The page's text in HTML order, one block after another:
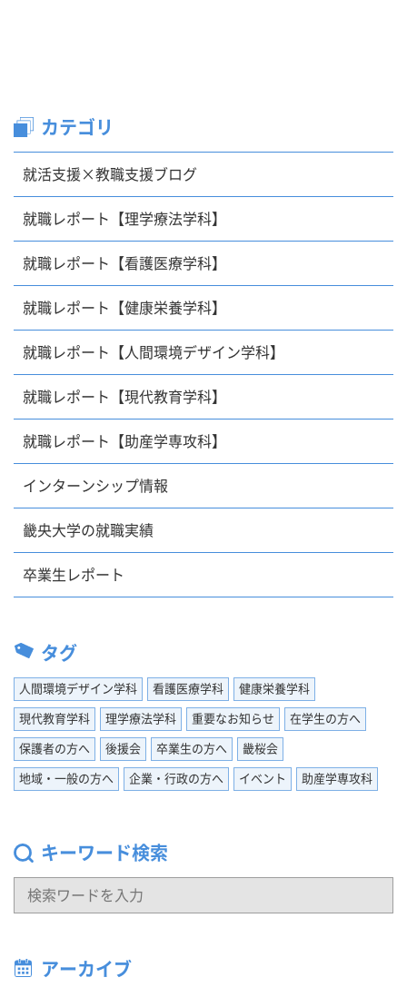
カテゴリ
就活支援×教職支援ブログ
就職レポート【理学療法学科】
就職レポート【看護医療学科】
就職レポート【健康栄養学科】
就職レポート【人間環境デザイン学科】
就職レポート【現代教育学科】
就職レポート【助産学専攻科】
インターンシップ情報
畿央大学の就職実績
卒業生レポート
タグ
人間環境デザイン学科 看護医療学科 健康栄養学科
現代教育学科 理学療法学科 重要なお知らせ 在学生の方へ
保護者の方へ 後援会 卒業生の方へ 畿桜会
地域・一般の方へ 企業・行政の方へ イベント 助産学専攻科
キーワード検索
アーカイブ